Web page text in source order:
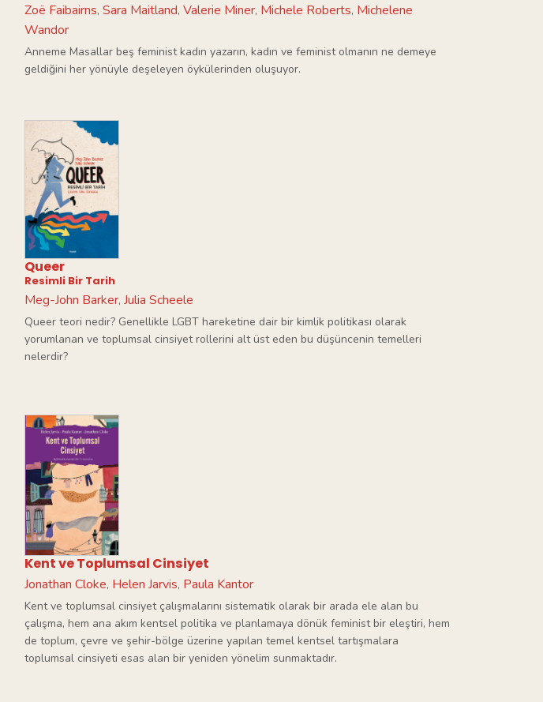
Zoë Faibairns, Sara Maitland, Valerie Miner, Michele Roberts, Michelene
Wandor
Anneme Masallar beş feminist kadın yazarın, kadın ve feminist olmanın ne demeye
geldiğini her yönüyle deşeleyen öykülerinden oluşuyor.
Queer
Resimli Bir Tarih
Meg-John Barker, Julia Scheele
Queer teori nedir? Genellikle LGBT hareketine dair bir kimlik politikası olarak
yorumlanan ve toplumsal cinsiyet rollerini alt üst eden bu düşüncenin temelleri
nelerdir?
Kent ve Toplumsal Cinsiyet
Jonathan Cloke, Helen Jarvis, Paula Kantor
Kent ve toplumsal cinsiyet çalışmalarını sistematik olarak bir arada ele alan bu
çalışma, hem ana akım kentsel politika ve planlamaya dönük feminist bir eleştiri, hem
de toplum, çevre ve şehir-bölge üzerine yapılan temel kentsel tartışmalara
toplumsal cinsiyeti esas alan bir yeniden yönelim sunmaktadır.